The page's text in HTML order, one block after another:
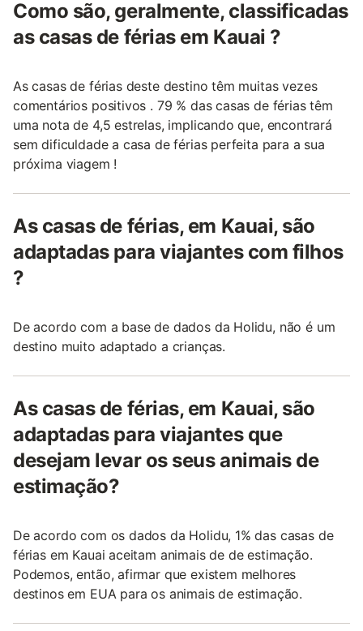
Como são, geralmente, classificadas
as casas de férias em Kauai ?
As casas de férias deste destino têm muitas vezes
comentários positivos . 79 % das casas de férias têm
uma nota de 4,5 estrelas, implicando que, encontrará
sem dificuldade a casa de férias perfeita para a sua
próxima viagem !
As casas de férias, em Kauai, são
adaptadas para viajantes com filhos
?
De acordo com a base de dados da Holidu, não é um
destino muito adaptado a crianças.
As casas de férias, em Kauai, são
adaptadas para viajantes que
desejam levar os seus animais de
estimação?
De acordo com os dados da Holidu, 1% das casas de
férias em Kauai aceitam animais de de estimação.
Podemos, então, afirmar que existem melhores
destinos em EUA para os animais de estimação.